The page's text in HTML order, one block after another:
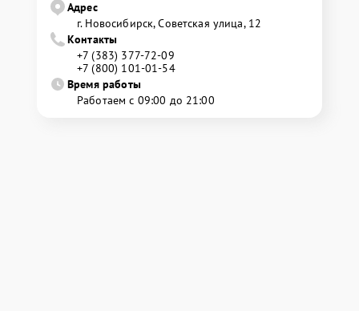
Адрес
г. Новосибирск, Советская улица, 12
Контакты
+7 (383) 377-72-09
+7 (800) 101-01-54
Время работы
Работаем с 09:00 до 21:00